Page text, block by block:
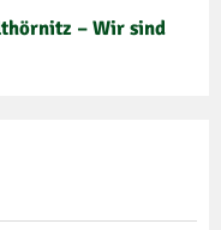
– Wir sind